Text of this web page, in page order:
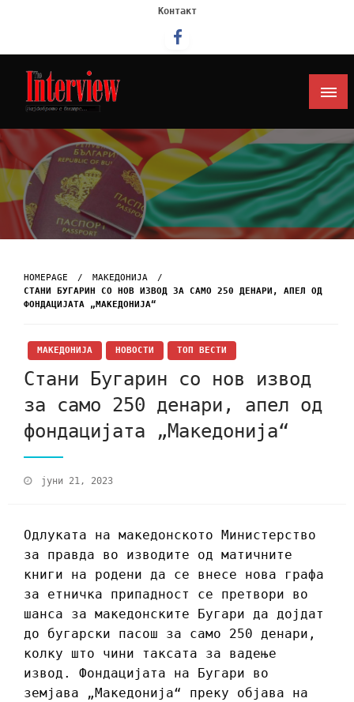
Контакт
Интервју
HOMEPAGE
МАКЕДОНИЈА
СТАНИ БУГАРИН СО НОВ ИЗВОД ЗА САМО 250 ДЕНАРИ, АПЕЛ ОД
ФОНДАЦИЈАТА „МАКЕДОНИЈА“
МАКЕДОНИЈА НОВОСТИ ТОП ВЕСТИ
Стани Бугарин со нов извод
за само 250 денари, апел од
фондацијата „Македонија“
јуни 21, 2023
Одлуката на македонското Министерство
за правда во изводите од матичните
книги на родени да се внесе нова графа
за етничка припадност се претвори во
шанса за македонските Бугари да дојдат
до бугарски пасош за само 250 денари,
колку што чини таксата за вадење
извод. Фондацијата на Бугари во
земјава „Македонија“ преку објава на